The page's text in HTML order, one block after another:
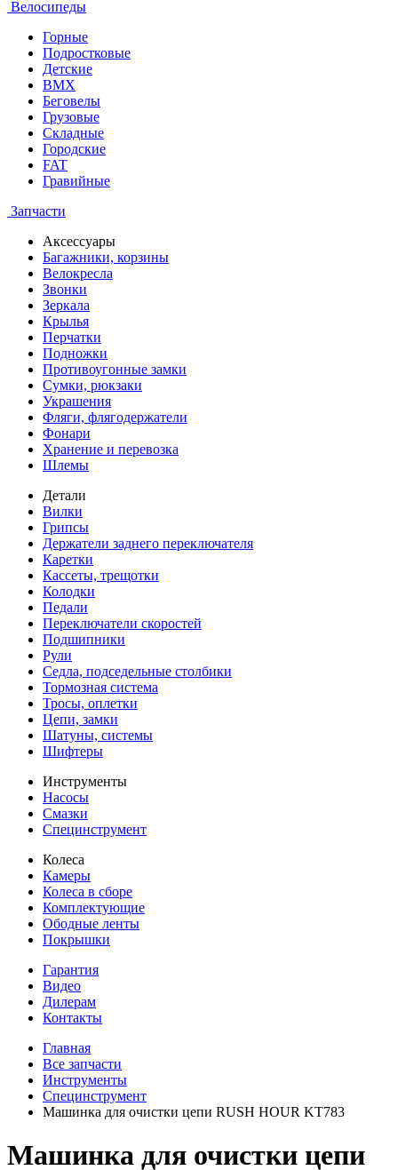
Велосипеды
Горные
Подростковые
Детские
BMX
Беговелы
Грузовые
Складные
Городские
FAT
Гравийные
Запчасти
Аксессуары
Багажники, корзины
Велокресла
Звонки
Зеркала
Крылья
Перчатки
Подножки
Противоугонные замки
Сумки, рюкзаки
Украшения
Фляги, флягодержатели
Фонари
Хранение и перевозка
Шлемы
Детали
Вилки
Грипсы
Держатели заднего переключателя
Каретки
Кассеты, трещотки
Колодки
Педали
Переключатели скоростей
Подшипники
Рули
Седла, подседельные столбики
Тормозная система
Тросы, оплетки
Цепи, замки
Шатуны, системы
Шифтеры
Инструменты
Насосы
Смазки
Специнструмент
Колеса
Камеры
Колеса в сборе
Комплектующие
Ободные ленты
Покрышки
Гарантия
Видео
Дилерам
Контакты
Главная
Все запчасти
Инструменты
Специнструмент
Машинка для очистки цепи RUSH HOUR KT783
Машинка для очистки цепи